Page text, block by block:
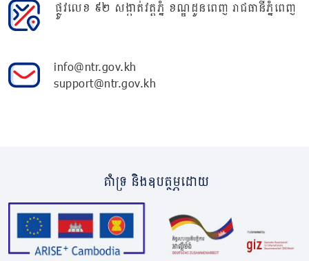
ផ្លូវលេខ ៩២ សង្កាត់វត្តភ្នំ ខណ្ឌដូនពេញ រាជធានីភ្នំពេញ
info@ntr.gov.kh
support@ntr.gov.kh
គាំទ្រ និងឧបត្ថម្ភដោយ